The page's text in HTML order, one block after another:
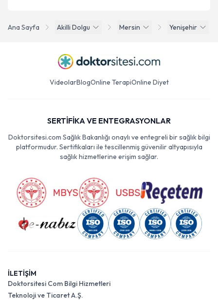
Ana Sayfa Akilli Dolgu Mersin Yenişehir
VideolarBlogOnline TerapiOnline Diyet
SERTİFİKA VE ENTEGRASYONLAR
Doktorsitesi.com Sağlık Bakanlığı onaylı ve entegreli bir sağlık bilgi
platformudur. Sertifikaları ile tescillenmiş güvenilir altyapısıyla
sağlık hizmetlerine erişim sağlar.
İLETİŞİM
Doktorsitesi Com Bilgi Hizmetleri
Teknoloji ve Ticaret A.Ş.